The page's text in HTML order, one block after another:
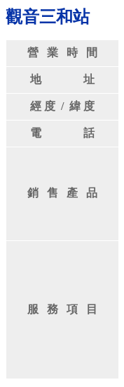
觀音三和站
營 業 時 間
地 址
經 度 / 緯 度
電 話
銷 售 產 品
服 務 項 目